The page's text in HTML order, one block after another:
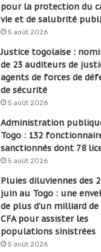
pour la protection du
vie et de salubrité
5 août 2026
Justice togolaise :
de 23 auditeurs de
agents de forces de
de sécurité
5 août 2026
Administration
Togo : 132
sanctionnés dont 78
5 août 2026
Pluies diluviennes des
juin au Togo : une
de plus d’un milliard
CFA pour assister les
populations sinistrées
5 août 2026